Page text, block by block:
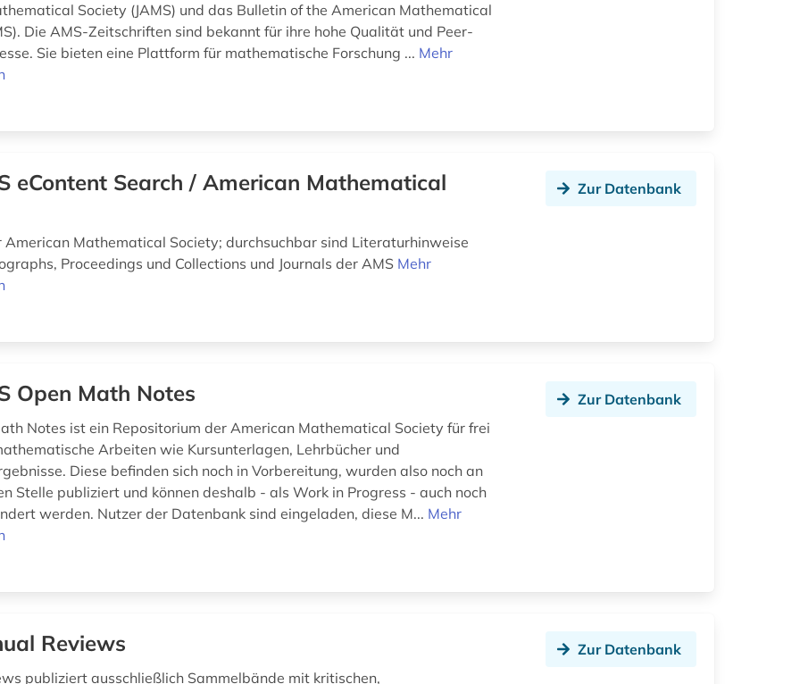
Society (JAMS) und das Bulletin of the American Mathematical
Die AMS-Zeitschriften sind bekannt für ihre hohe Qualität und Peer-
Sie bieten eine Plattform für mathematische Forschung ... Mehr
eContent Search / American Mathematical
American Mathematical Society; durchsuchbar sind Literaturhinweise
Proceedings und Collections und Journals der AMS Mehr
Zur Datenbank
Open Math Notes
Notes ist ein Repositorium der American Mathematical Society für frei
Arbeiten wie Kursunterlagen, Lehrbücher und
Diese befinden sich noch in Vorbereitung, wurden also noch an
Stelle publiziert und können deshalb - als Work in Progress - auch noch
werden. Nutzer der Datenbank sind eingeladen, diese M... Mehr
Zur Datenbank
Reviews
publiziert ausschließlich Sammelbände mit kritischen,
Zur Datenbank